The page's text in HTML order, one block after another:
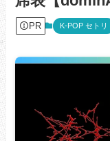
PR K-POP セトリ